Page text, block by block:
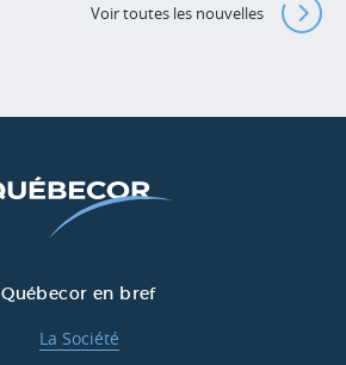
Voir toutes les nouvelles
Québecor en bref
La Société